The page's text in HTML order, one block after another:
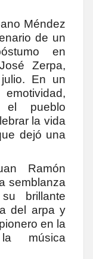
Méndez
de un
en
Zerpa,
En un
el pueblo
la vida
dejó una
Ramón
semblanza
brillante
del arpa y
en la
la música